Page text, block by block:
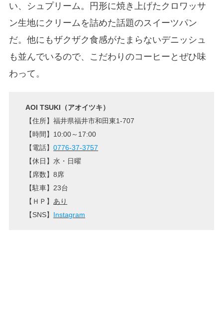
い、シュプリーム。円形に焼き上げたクロワッサ
ン生地にクリームを詰めた話題のスイーツパン
だ。他にもザクザク食感がたまらないデニッシュ
も並んでいるので、こだわりのコーヒーとぜひ味
わって。
AOI TSUKI（アオイツキ）
【住所】福井県福井市和田東1-707
【時間】10:00～17:00
【電話】0776-37-3757
【休日】水・日曜
【席数】8席
【駐車】23台
【ＨＰ】 あり
【SNS】 Instagram